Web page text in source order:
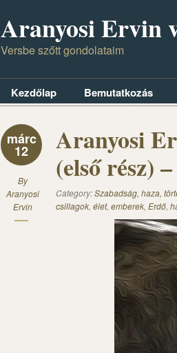
Aranyosi Ervin
Versbe szőtt gondolataim
Kezdőlap Bemutatkozás
márc
12
By
Aranyosi
Ervin
Aranyosi
(első rész)
Category:Szabadság, haza,
csillagok, élet, emberek, Erdő,